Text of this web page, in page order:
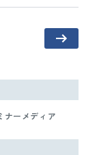
ナー メディア